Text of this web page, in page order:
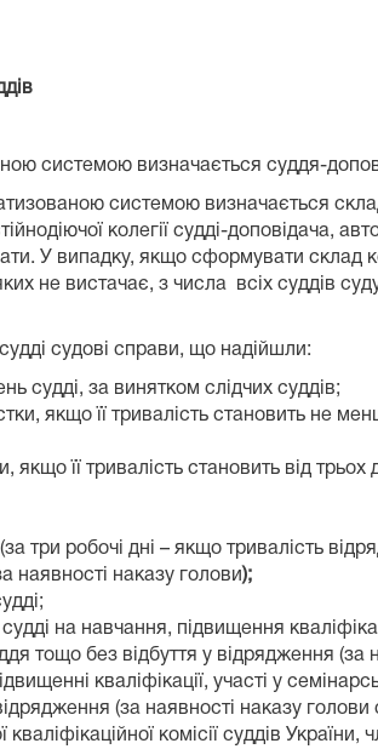
системою визначається суддя-
системою визначається
колегії судді-доповідача,
У випадку, якщо сформувати склад
не вистачає, з числа всіх суддів
судові справи, що надійшли:
судді, за винятком слідчих суддів;
якщо її тривалість становить не
якщо її тривалість становить від
три робочі дні – якщо тривалість
наявності наказу голови);
на навчання, підвищення
тощо без відбуття у відрядження (за
кваліфікації, участі у
(за наявності наказу голови
комісії суддів